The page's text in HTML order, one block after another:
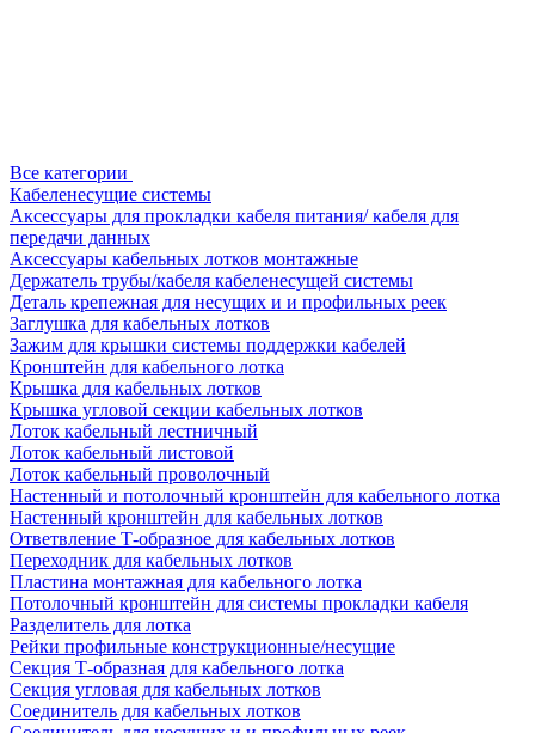
Все категории
Кабеленесущие системы
Аксессуары для прокладки кабеля питания/ кабеля для
передачи данных
Аксессуары кабельных лотков монтажные
Держатель трубы/кабеля кабеленесущей системы
Деталь крепежная для несущих и и профильных реек
Заглушка для кабельных лотков
Зажим для крышки системы поддержки кабелей
Кронштейн для кабельного лотка
Крышка для кабельных лотков
Крышка угловой секции кабельных лотков
Лоток кабельный лестничный
Лоток кабельный листовой
Лоток кабельный проволочный
Настенный и потолочный кронштейн для кабельного лотка
Настенный кронштейн для кабельных лотков
Ответвление Т-образное для кабельных лотков
Переходник для кабельных лотков
Пластина монтажная для кабельного лотка
Потолочный кронштейн для системы прокладки кабеля
Разделитель для лотка
Рейки профильные конструкционные/несущие
Секция Т-образная для кабельного лотка
Секция угловая для кабельных лотков
Соединитель для кабельных лотков